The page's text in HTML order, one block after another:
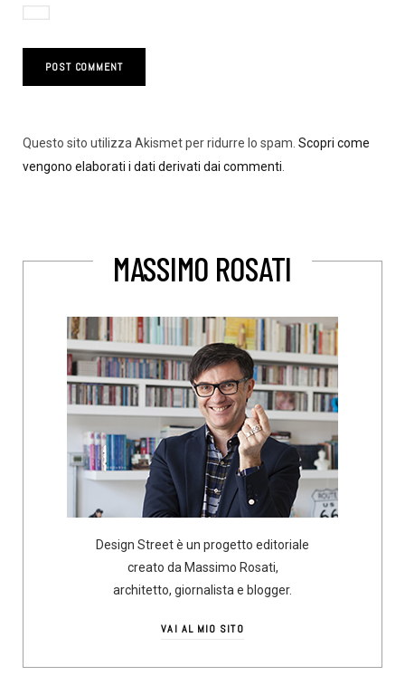
Questo sito utilizza Akismet per ridurre lo spam. Scopri come
vengono elaborati i dati derivati dai commenti
MASSIMO ROSATI
Design Street è un progetto editoriale
creato da Massimo Rosati,
architetto, giornalista e blogger.
VAI AL MIO SITO